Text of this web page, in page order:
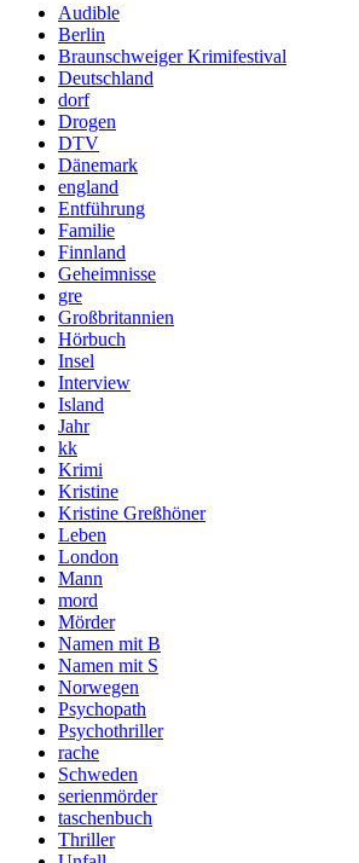
Audible
Berlin
Braunschweiger Krimifestival
Deutschland
dorf
Drogen
DTV
Dänemark
england
Entführung
Familie
Finnland
Geheimnisse
gre
Großbritannien
Hörbuch
Insel
Interview
Island
Jahr
kk
Krimi
Kristine
Kristine Greßhöner
Leben
London
Mann
mord
Mörder
Namen mit B
Namen mit S
Norwegen
Psychopath
Psychothriller
rache
Schweden
serienmörder
taschenbuch
Thriller